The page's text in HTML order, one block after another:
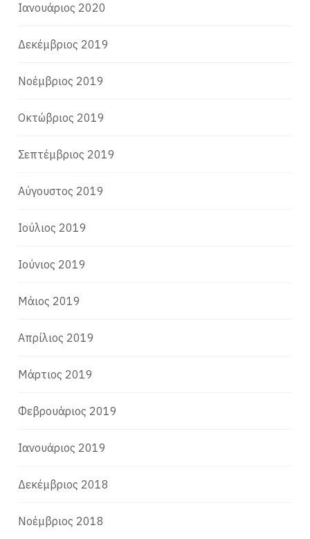
Ιανουάριος 2020
Δεκέμβριος 2019
Νοέμβριος 2019
Οκτώβριος 2019
Σεπτέμβριος 2019
Αύγουστος 2019
Ιούλιος 2019
Ιούνιος 2019
Μάιος 2019
Απρίλιος 2019
Μάρτιος 2019
Φεβρουάριος 2019
Ιανουάριος 2019
Δεκέμβριος 2018
Νοέμβριος 2018